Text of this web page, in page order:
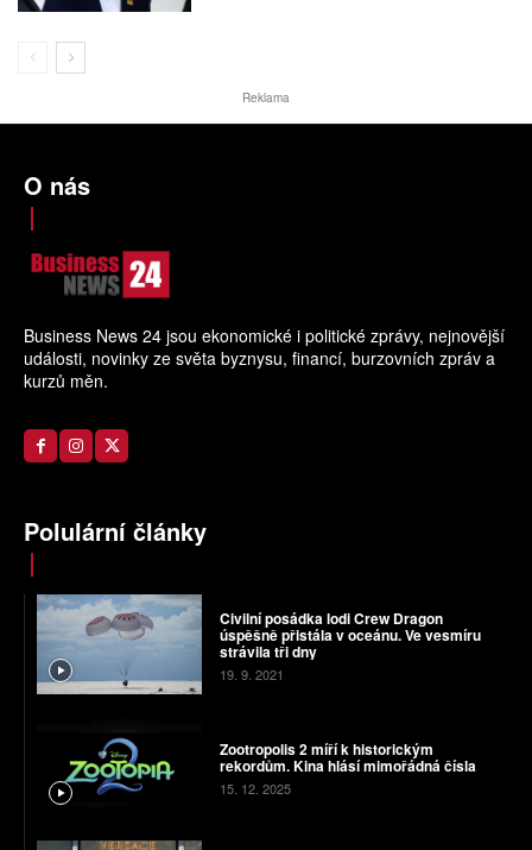
Reklama
O nás
Business News 24 jsou ekonomické i politické zprávy, nejnovější
události, novinky ze světa byznysu, financí, burzovních zpráv a
kurzů měn.
Polulární články
Civilní posádka lodi Crew Dragon
úspěšně přistála v oceánu. Ve vesmíru
strávila tři dny
19. 9. 2021
Zootropolis 2 míří k historickým
rekordům. Kina hlásí mimořádná čísla
15. 12. 2025